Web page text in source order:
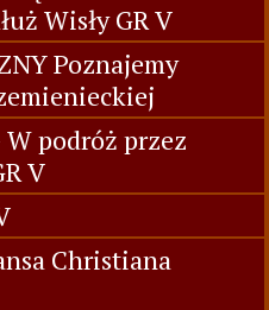
Wisły GR V
Poznajemy
podróż przez
V
Christiana